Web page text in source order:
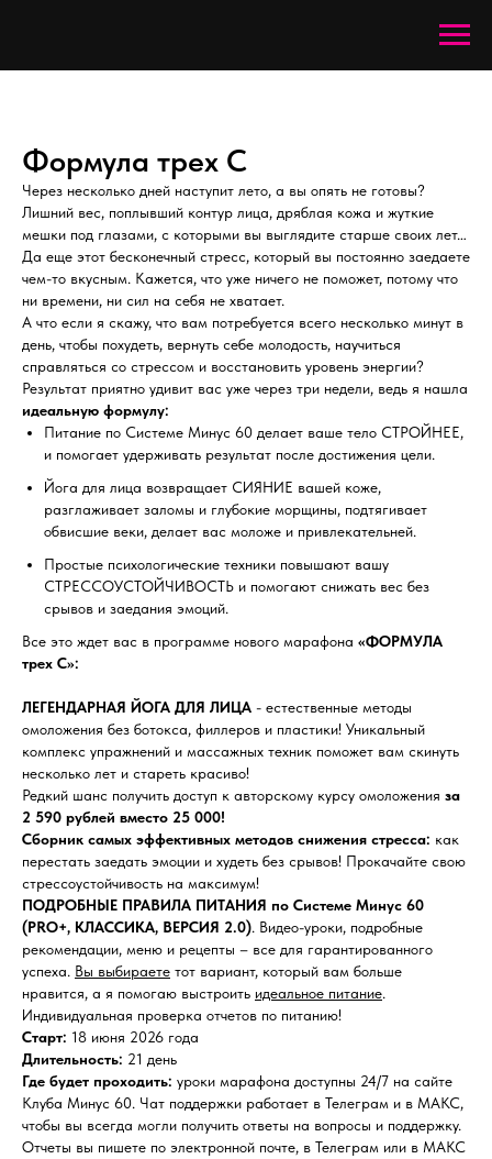
Формула трех С
Через несколько дней наступит лето, а вы опять не готовы?
Лишний вес, поплывший контур лица, дряблая кожа и жуткие
мешки под глазами, с которыми вы выглядите старше своих лет…
Да еще этот бесконечный стресс, который вы постоянно заедаете
чем-то вкусным. Кажется, что уже ничего не поможет, потому что
ни времени, ни сил на себя не хватает.
А что если я скажу, что вам потребуется всего несколько минут в
день, чтобы похудеть, вернуть себе молодость, научиться
справляться со стрессом и восстановить уровень энергии?
Результат приятно удивит вас уже через три недели, ведь я нашла
идеальную формулу:
Питание по Системе Минус 60 делает ваше тело СТРОЙНЕЕ,
и помогает удерживать результат после достижения цели.
Йога для лица возвращает СИЯНИЕ вашей коже,
разглаживает заломы и глубокие морщины, подтягивает
обвисшие веки, делает вас моложе и привлекательней.
Простые психологические техники повышают вашу
СТРЕССОУСТОЙЧИВОСТЬ и помогают снижать вес без
срывов и заедания эмоций.
Все это ждет вас в программе нового марафона «ФОРМУЛА
трех С»:
ЛЕГЕНДАРНАЯ ЙОГА ДЛЯ ЛИЦА - естественные методы
омоложения без ботокса, филлеров и пластики! Уникальный
комплекс упражнений и массажных техник поможет вам скинуть
несколько лет и стареть красиво!
Редкий шанс получить доступ к авторскому курсу омоложения за
2 590 рублей вместо 25 000!
Сборник самых эффективных методов снижения стресса: как
перестать заедать эмоции и худеть без срывов! Прокачайте свою
стрессоустойчивость на максимум!
ПОДРОБНЫЕ ПРАВИЛА ПИТАНИЯ по Системе Минус 60
(PRO+, КЛАССИКА, ВЕРСИЯ 2.0). Видео-уроки, подробные
рекомендации, меню и рецепты – все для гарантированного
успеха. Вы выбираете тот вариант, который вам больше
нравится, а я помогаю выстроить идеальное питание.
Индивидуальная проверка отчетов по питанию!
Старт: 18 июня 2026 года
Длительность: 21 день
Где будет проходить: уроки марафона доступны 24/7 на сайте
Клуба Минус 60. Чат поддержки работает в Телеграм и в МАКС,
чтобы вы всегда могли получить ответы на вопросы и поддержку.
Отчеты вы пишете по электронной почте, в Телеграм или в МАКС